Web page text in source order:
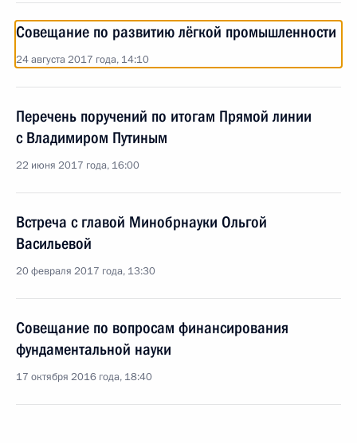
Совещание по развитию лёгкой промышленности
24 августа 2017 года, 14:10
Перечень поручений по итогам Прямой линии
с Владимиром Путиным
22 июня 2017 года, 16:00
Встреча с главой Минобрнауки Ольгой
Васильевой
20 февраля 2017 года, 13:30
Совещание по вопросам финансирования
фундаментальной науки
17 октября 2016 года, 18:40